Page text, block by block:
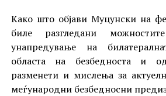
Како што објави Муцунски на
биле разгледани
унапредување на
областа на безбедноста и
разменети и мислења за
меѓународни безбедносни